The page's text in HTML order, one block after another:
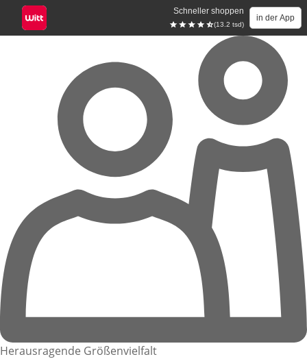
Schneller shoppen
(13.2 tsd)
in der App
Herausragende Größenvielfalt